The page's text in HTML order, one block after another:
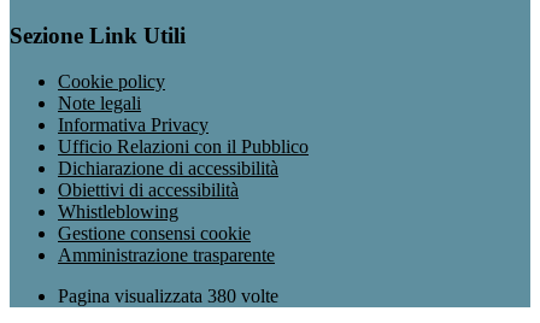
Sezione Link Utili
Cookie policy
Note legali
Informativa Privacy
Ufficio Relazioni con il Pubblico
Dichiarazione di accessibilità
Obiettivi di accessibilità
Whistleblowing
Gestione consensi cookie
Amministrazione trasparente
Pagina visualizzata 380 volte